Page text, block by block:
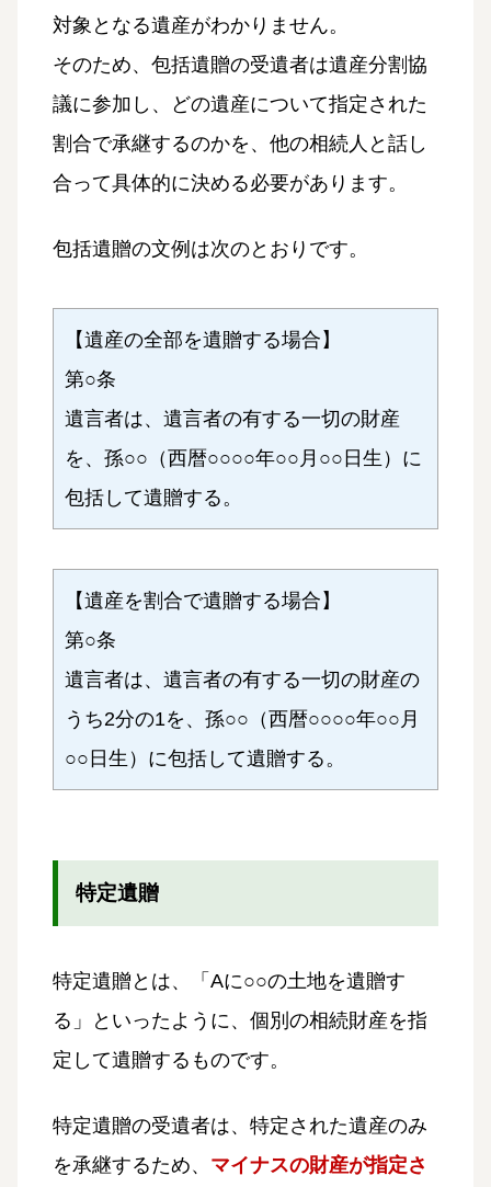
対象となる遺産がわかりません。
そのため、包括遺贈の受遺者は遺産分割協
議に参加し、どの遺産について指定された
割合で承継するのかを、他の相続人と話し
合って具体的に決める必要があります。
包括遺贈の文例は次のとおりです。
【遺産の全部を遺贈する場合】
第○条
遺言者は、遺言者の有する一切の財産
を、孫○○（西暦○○○○年○○月○○日生）に
包括して遺贈する。
【遺産を割合で遺贈する場合】
第○条
遺言者は、遺言者の有する一切の財産の
うち2分の1を、孫○○（西暦○○○○年○○月
○○日生）に包括して遺贈する。
特定遺贈
特定遺贈とは、「Aに○○の土地を遺贈す
る」といったように、個別の相続財産を指
定して遺贈するものです。
特定遺贈の受遺者は、特定された遺産のみ
を承継するため、 マイナスの財産が指定さ